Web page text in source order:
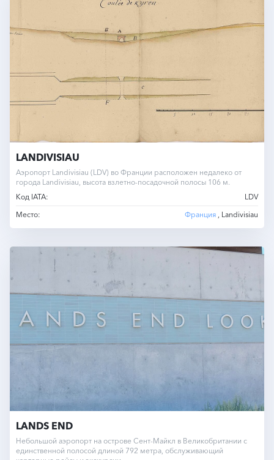
LANDIVISIAU
Аэропорт Landivisiau (LDV) во Франции расположен недалеко от
города Landivisiau, высота взлетно-посадочной полосы 106 м.
Код IATA:
LDV
Место:
Франция , Landivisiau
LANDS END
Небольшой аэропорт на острове Сент-Майкл в Великобритании с
единственной полосой длиной 792 метра, обслуживающий